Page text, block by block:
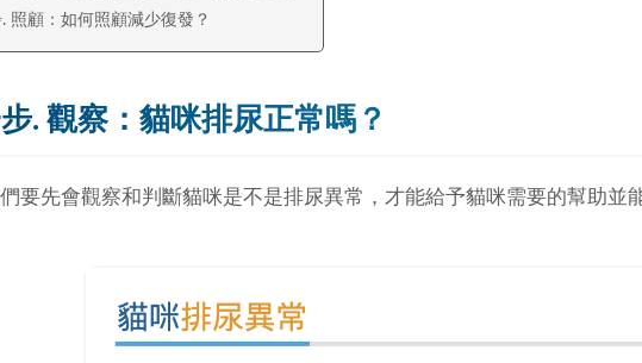
照顧：如何照顧減少復發？
. 觀察：貓咪排尿正常嗎？
要先會觀察和判斷貓咪是不是排尿異常，才能給予貓咪需要的幫助並